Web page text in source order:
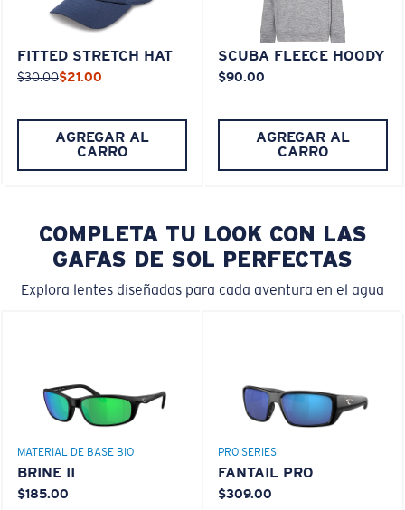
FITTED STRETCH HAT
$30.00$21.00
AGREGAR AL
CARRO
SCUBA FLEECE HOODY
$90.00
AGREGAR AL
CARRO
COMPLETA TU LOOK CON LAS
GAFAS DE SOL PERFECTAS
Explora lentes diseñadas para cada aventura en el agua
MATERIAL DE BASE BIO
BRINE II
$185.00
PRO SERIES
FANTAIL PRO
$309.00